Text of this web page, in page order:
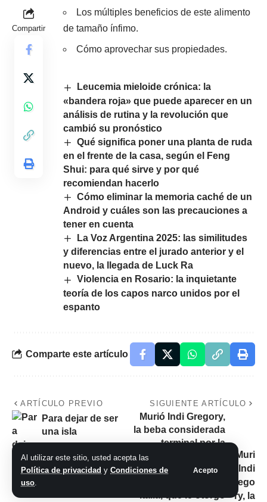
Al utilizar este sitio, usted acepta las
Política de privacidad y Condiciones de
uso.
Acepto
Compartir
Los múltiples beneficios de este alimento
de tamaño ínfimo.
Cómo aprovechar sus propiedades.
Leucemia mieloide crónica: la
«bandera roja» que puede aparecer en un
análisis de rutina y la revolución que
cambió su pronóstico
Qué significa poner una planta de ruda
en el frente de la casa, según el Feng
Shui: para qué sirve y por qué
recomiendan hacerlo
Cómo eliminar la memoria caché de un
Android y cuáles son las precauciones a
tener en cuenta
La Voz Argentina 2025: las similitudes
y diferencias entre el jurado anterior y el
nuevo, la llegada de Luck Ra
Violencia en Rosario: la inquietante
teoría de los capos narco unidos por el
espanto
Comparte este artículo
ARTÍCULO PREVIO
Para dejar de ser
una isla
SIGUIENTE ARTÍCULO
Murió Indi Gregory,
la beba considerada
terminal por la
justicia inglesa y a
la que sus padres